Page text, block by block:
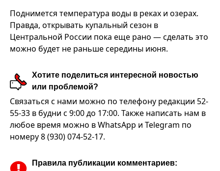
Поднимется температура воды в реках и озерах.
Правда, открывать купальный сезон в
Центральной России пока еще рано — сделать это
можно будет не раньше середины июня.
Хотите поделиться интересной новостью
или проблемой?
Связаться с нами можно по телефону редакции 52-
55-33 в будни с 9:00 до 17:00. Также написать нам в
любое время можно в WhatsApp и Telegram по
номеру 8 (930) 074-52-17.
Правила публикации комментариев: